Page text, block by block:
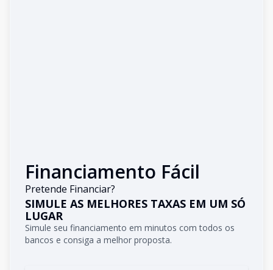
Financiamento Fácil
Pretende Financiar?
SIMULE AS MELHORES TAXAS EM UM SÓ
LUGAR
Simule seu financiamento em minutos com todos os
bancos e consiga a melhor proposta.